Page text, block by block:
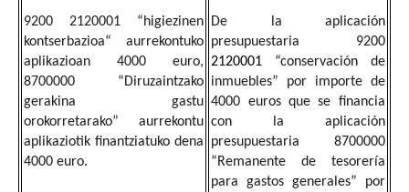
9200 2120001 “higiezinen
kontserbazioa“ aurrekontuko
aplikazioan 4000 euro,
8700000 “Diruzaintzako
gerakina gastu
orokorretarako” aurrekontu
aplikaziotik finantziatuko dena
4000 euro.
De la aplicación
presupuestaria 9200
2120001 “conservación de
inmuebles” por importe de
4000 euros que se financia
con la aplicación
presupuestaria 8700000
“Remanente de tesorería
para gastos generales” por